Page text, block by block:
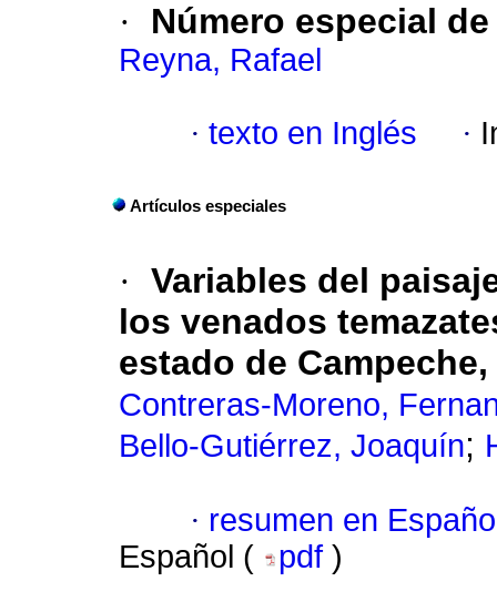
· Número especial
Reyna, Rafael
· texto en Inglés ·
Artículos especiales
· Variables del
los venados
estado de
Contreras-Moreno,
Bello-Gutiérrez, Joaquín;
· resumen en
Español (
pdf )